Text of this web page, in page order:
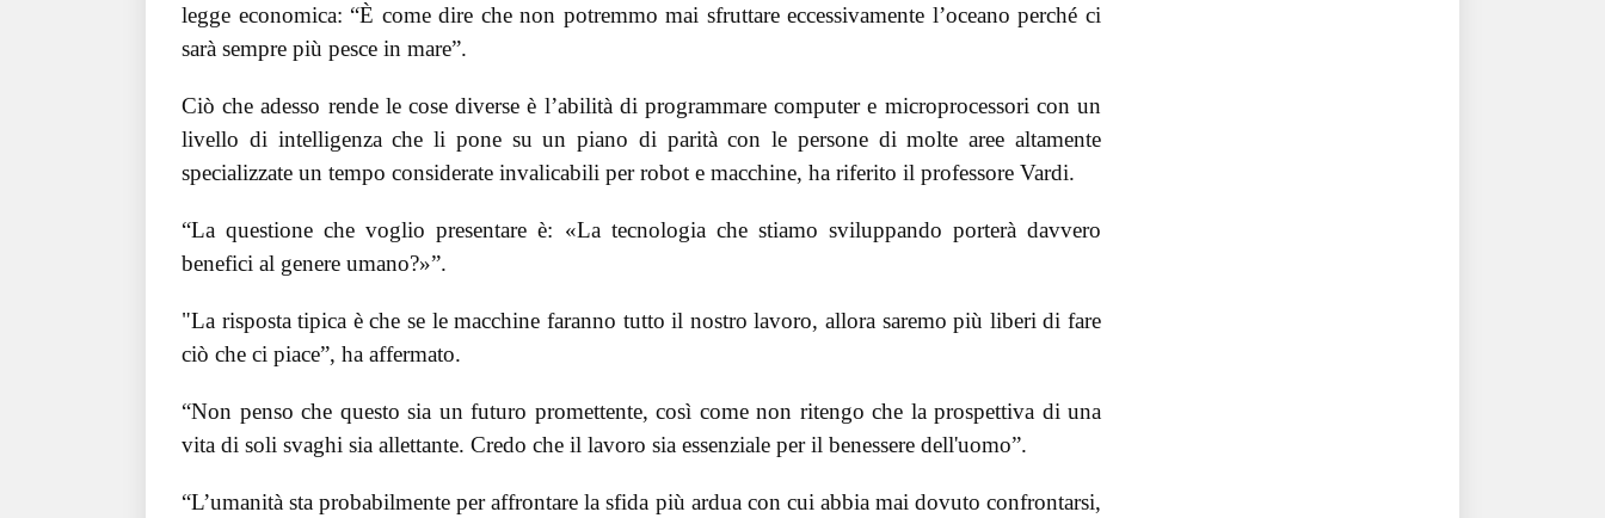
legge economica: “È come dire che non potremmo mai sfruttare eccessivamente l’oceano perché ci
sarà sempre più pesce in mare”.
Ciò che adesso rende le cose diverse è l’abilità di programmare computer e microprocessori con un
livello di intelligenza che li pone su un piano di parità con le persone di molte aree altamente
specializzate un tempo considerate invalicabili per robot e macchine, ha riferito il professore Vardi.
“La questione che voglio presentare è: «La tecnologia che stiamo sviluppando porterà davvero
benefici al genere umano?»”.
"La risposta tipica è che se le macchine faranno tutto il nostro lavoro, allora saremo più liberi di fare
ciò che ci piace”, ha affermato.
“Non penso che questo sia un futuro promettente, così come non ritengo che la prospettiva di una
vita di soli svaghi sia allettante. Credo che il lavoro sia essenziale per il benessere dell'uomo”.
“L’umanità sta probabilmente per affrontare la sfida più ardua con cui abbia mai dovuto confrontarsi,